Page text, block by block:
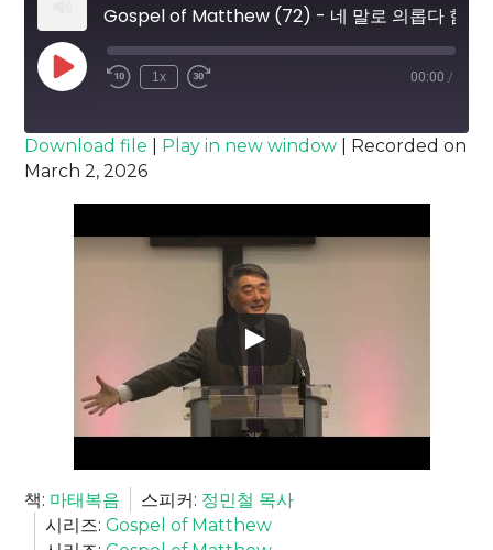
Play
Episode
1x 00:00 /
SUBSCRIBE SHARE
SHARE
Download file Play in new window
Recorded on
March 2, 2026
책: 마태복음 스피커: 정민철 목사
시리즈: Gospel of Matthew